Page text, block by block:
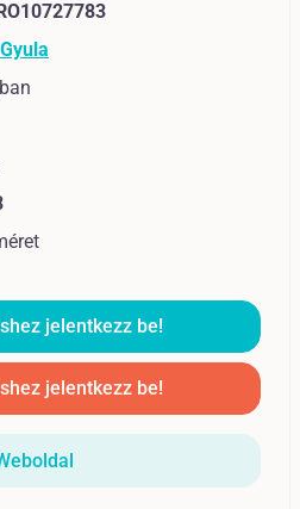
jelentkezz be!
jelentkezz be!